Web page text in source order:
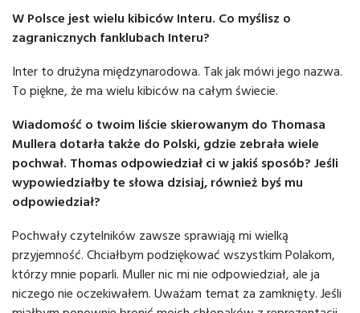
W Polsce jest wielu kibiców Interu. Co myślisz o
zagranicznych fanklubach Interu?
Inter to drużyna międzynarodowa. Tak jak mówi jego nazwa.
To piękne, że ma wielu kibiców na całym świecie.
Wiadomość o twoim liście skierowanym do Thomasa
Mullera dotarła także do Polski, gdzie zebrała wiele
pochwał. Thomas odpowiedział ci w jakiś sposób? Jeśli
wypowiedziałby te słowa dzisiaj, również byś mu
odpowiedział?
Pochwały czytelników zawsze sprawiają mi wielką
przyjemność. Chciałbym podziękować wszystkim Polakom,
którzy mnie poparli. Muller nic mi nie odpowiedział, ale ja
niczego nie oczekiwałem. Uważam temat za zamknięty. Jeśli